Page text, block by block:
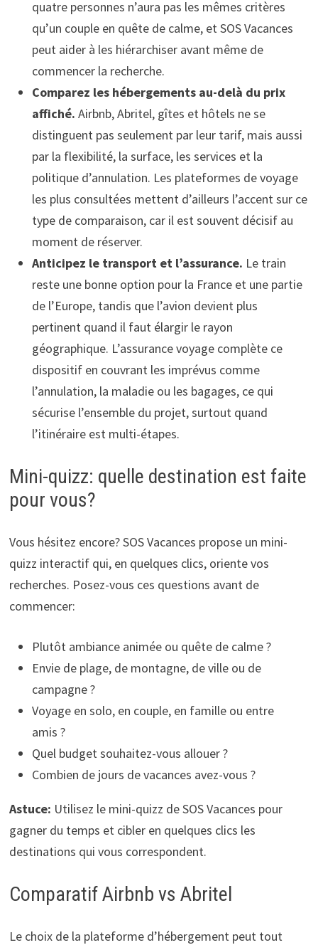
quatre personnes n’aura pas les mêmes critères
qu’un couple en quête de calme, et SOS Vacances
peut aider à les hiérarchiser avant même de
commencer la recherche.
Comparez les hébergements au-delà du prix
affiché. Airbnb, Abritel, gîtes et hôtels ne se
distinguent pas seulement par leur tarif, mais aussi
par la flexibilité, la surface, les services et la
politique d’annulation. Les plateformes de voyage
les plus consultées mettent d’ailleurs l’accent sur ce
type de comparaison, car il est souvent décisif au
moment de réserver.
Anticipez le transport et l’assurance. Le train
reste une bonne option pour la France et une partie
de l’Europe, tandis que l’avion devient plus
pertinent quand il faut élargir le rayon
géographique. L’assurance voyage complète ce
dispositif en couvrant les imprévus comme
l’annulation, la maladie ou les bagages, ce qui
sécurise l’ensemble du projet, surtout quand
l’itinéraire est multi-étapes.
Mini-quizz: quelle destination est faite
pour vous?
Vous hésitez encore? SOS Vacances propose un mini-
quizz interactif qui, en quelques clics, oriente vos
recherches. Posez-vous ces questions avant de
commencer:
Plutôt ambiance animée ou quête de calme ?
Envie de plage, de montagne, de ville ou de
campagne ?
Voyage en solo, en couple, en famille ou entre
amis ?
Quel budget souhaitez-vous allouer ?
Combien de jours de vacances avez-vous ?
Astuce: Utilisez le mini-quizz de SOS Vacances pour
gagner du temps et cibler en quelques clics les
destinations qui vous correspondent.
Comparatif Airbnb vs Abritel
Le choix de la plateforme d’hébergement peut tout